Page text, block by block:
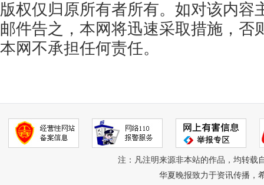
版权仅归原所有者所有。如对该内容
邮件告之，本网将迅速采取措施，否
本网不承担任何责任。
注：凡注明来源非本站的作品，均转载
华夏晚报致力于资讯传播，